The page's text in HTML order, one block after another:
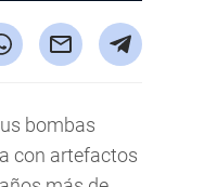
bombas
con artefactos